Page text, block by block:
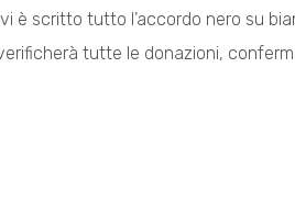
è scritto tutto l’accordo nero su
tutte le donazioni,